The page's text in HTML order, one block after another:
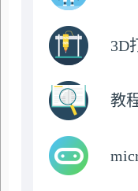
3D
教